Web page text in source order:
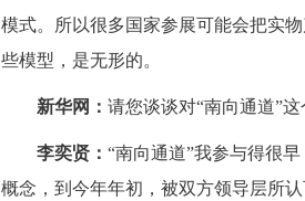
模式。所以很多国家参展可能会把实
些模型，是无形的。
新华网： 请您谈谈对“南向通道”这
李奕贤： “南向通道”我参与得很
概念，到今年年初，被双方领导层所